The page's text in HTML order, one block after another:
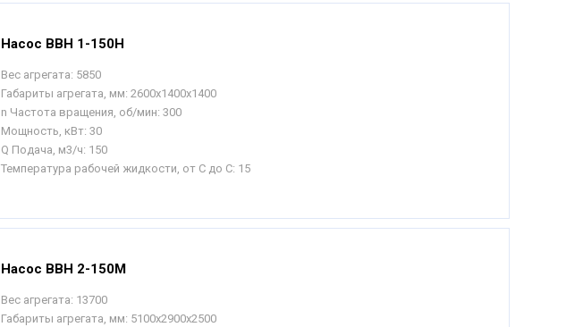
Насос ВВН 1-150Н
Вес агрегата: 5850
Габариты агрегата, мм: 2600х1400х1400
n Частота вращения, об/мин: 300
Мощность, кВт: 30
Q Подача, м3/ч: 150
Температура рабочей жидкости, от С до С: 15
Насос ВВН 2-150М
Вес агрегата: 13700
Габариты агрегата, мм: 5100х2900х2500